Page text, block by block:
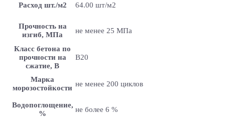
Расход шт./м2 64.00 шт/м2
Прочность на
изгиб, МПа
не менее 25 МПа
Класс бетона по
прочности на
сжатие, В
B20
Марка
морозостойкости не менее 200 циклов
Водопоглощение,
%
не более 6 %